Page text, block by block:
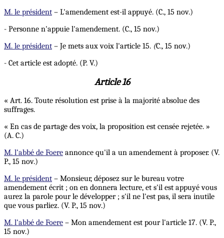
M. le président – L'amendement est-il appuyé. (C., 15 nov.)
- Personne n'appuie l'amendement. (C., 15 nov.)
M. le président – Je mets aux voix l'article 15. (C., 15 nov.)
- Cet article est adopté. (P. V.)
Article 16
« Art. 16. Toute résolution est prise à la majorité absolue des
suffrages.
« En cas de partage des voix, la proposition est censée rejetée. »
(A. C.)
M. l’abbé de Foere annonce qu'il a un amendement à proposer. (V.
P., 15 nov.)
M. le président – Monsieur, déposez sur le bureau votre
amendement écrit ; on en donnera lecture, et s'il est appuyé vous
aurez la parole pour le développer ; s'il ne l'est pas, il sera inutile
que vous parliez. (V. P., 15 nov.)
M. l’abbé de Foere – Mon amendement est pour l'article 17. (V. P.,
15 nov.)